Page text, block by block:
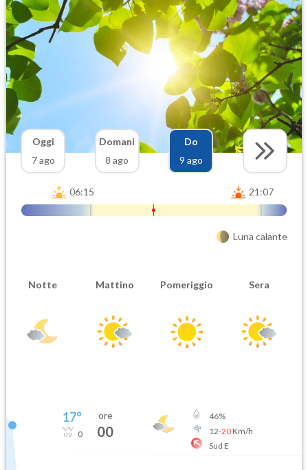
Oggi
7 ago
Domani
8 ago
Do
9 ago
06:15 21:07
Luna calante
Notte Mattino Pomeriggio Sera
17°
0
ore
00
46%
12-20Km/h
Sud E